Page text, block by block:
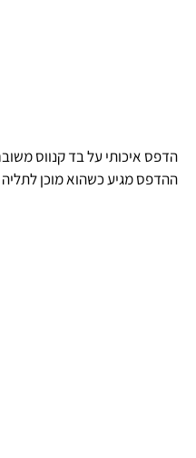
הדפס איכותי על בד קנווס
ההדפס מגיע כשהוא מוכן